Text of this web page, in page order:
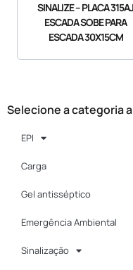
SINALIZE – PLACA 315AJ
ESCADA SOBE PARA
ESCADA 30X15CM
Selecione a categoria
EPI
Carga
Gel antisséptico
Emergência Ambiental
Sinalização